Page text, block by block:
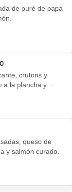
de puré de papa
crutons y
a la plancha y
queso de
y salmón curado.